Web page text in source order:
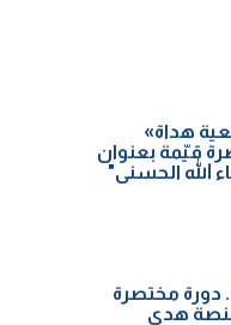
هداة»
قيّمة بعنوان
الله الحسنى"
.. دورة مختصرة
هدى